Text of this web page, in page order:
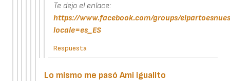
Te dejo el enlace:
https://www.facebook.com/groups/
locale=es_ES
Respuesta
Lo mismo me pasó Ami igualito